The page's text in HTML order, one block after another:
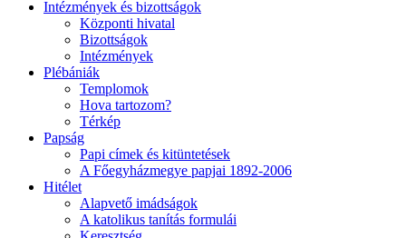
Intézmények és bizottságok
Központi hivatal
Bizottságok
Intézmények
Plébániák
Templomok
Hova tartozom?
Térkép
Papság
Papi címek és kitüntetések
A Főegyházmegye papjai 1892-2006
Hitélet
Alapvető imádságok
A katolikus tanítás formulái